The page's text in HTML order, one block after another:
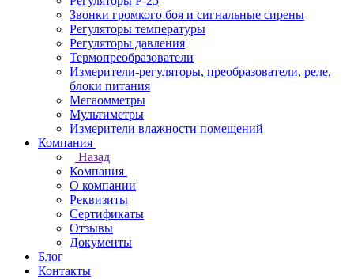
Звонки громкого боя и сигнальные сирены
Регуляторы температуры
Регуляторы давления
Термопреобразователи
Измерители-регуляторы, преобразователи, реле,
блоки питания
Мегаомметры
Мультиметры
Измерители влажности помещений
Компания
Назад
Компания
О компании
Реквизиты
Сертификаты
Отзывы
Документы
Блог
Контакты